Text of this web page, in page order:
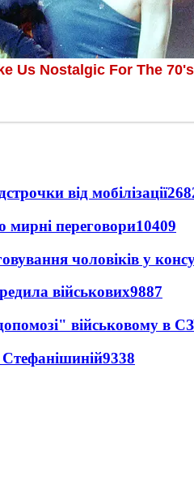
від мобілізації
мирні переговори10409
чоловіків у
військових9887
військовому в
Стефанішиній9338